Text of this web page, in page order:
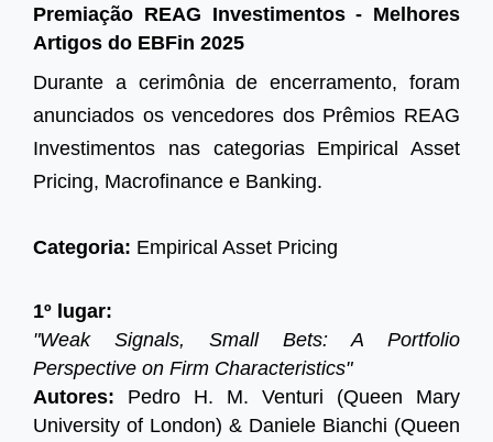
Premiação REAG Investimentos - Melhores
Artigos do EBFin 2025
Durante a cerimônia de encerramento, foram
anunciados os vencedores dos Prêmios REAG
Investimentos nas categorias Empirical Asset
Pricing, Macrofinance e Banking.
Categoria: Empirical Asset Pricing
1º lugar:
"Weak Signals, Small Bets: A Portfolio
Perspective on Firm Characteristics"
Autores: Pedro H. M. Venturi (Queen Mary
University of London) & Daniele Bianchi (Queen